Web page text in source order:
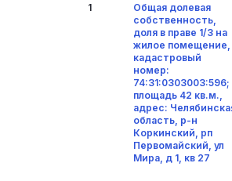
1
Общая долевая
собственность,
доля в праве 1/3 на
жилое помещение,
кадастровый
номер:
74:31:0303003:596;
площадь 42 кв.м.,
адрес:
область, р-н
Коркинский, рп
Первомайский, ул
Мира, д 1, кв 27